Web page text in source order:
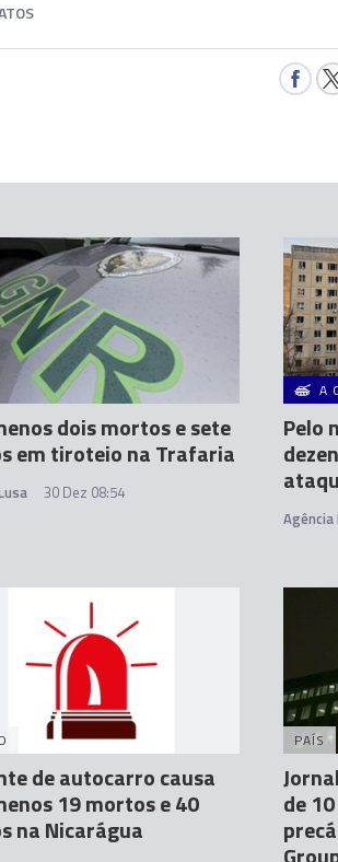
dois mortos e sete
em tiroteio na Trafaria
30 Dez 08:54
A
Pelo
Agência
de autocarro causa
19 mortos e 40
na Nicarágua
PAÍS
de